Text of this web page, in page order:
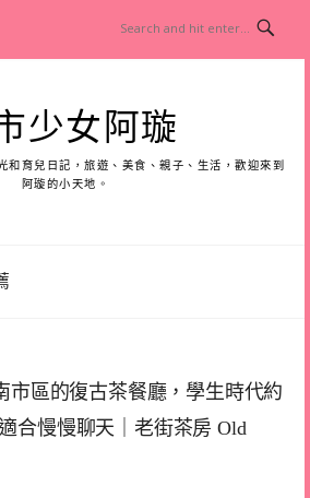
少女阿璇
和育兒日記，旅遊、美食、親子、生活，歡迎來到
阿璇的小天地。
市區的復古茶餐廳，學生時代約
合慢慢聊天｜老街茶房 Old